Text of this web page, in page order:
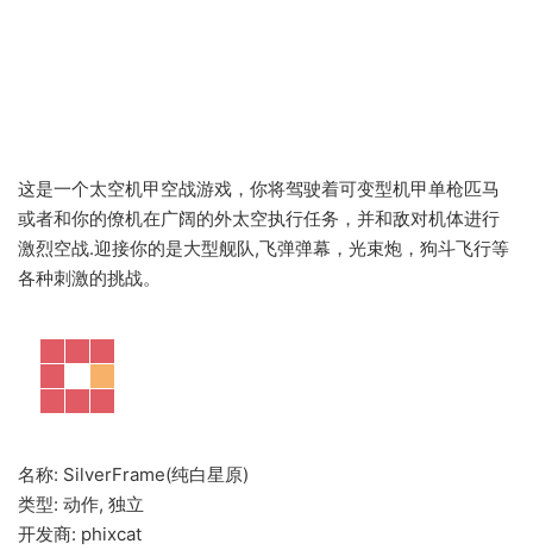
这是一个太空机甲空战游戏，你将驾驶着可变型机甲单枪匹马
或者和你的僚机在广阔的外太空执行任务，并和敌对机体进行
激烈空战.迎接你的是大型舰队,飞弹弹幕，光束炮，狗斗飞行等
各种刺激的挑战。
名称: SilverFrame(纯白星原)
类型: 动作, 独立
开发商: phixcat